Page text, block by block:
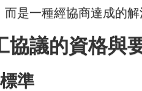
是一種經協商達成的
協議的資格與
準